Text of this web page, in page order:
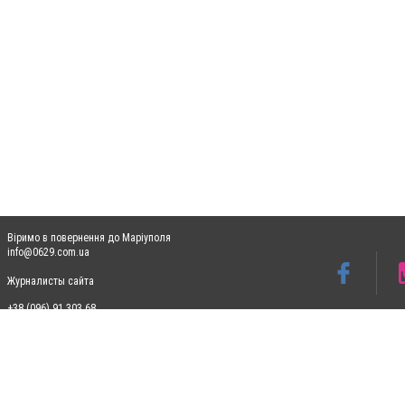
Віримо в повернення до Маріуполя
info@0629.com.ua
Журналисты сайта
+38 (096) 91 303 68